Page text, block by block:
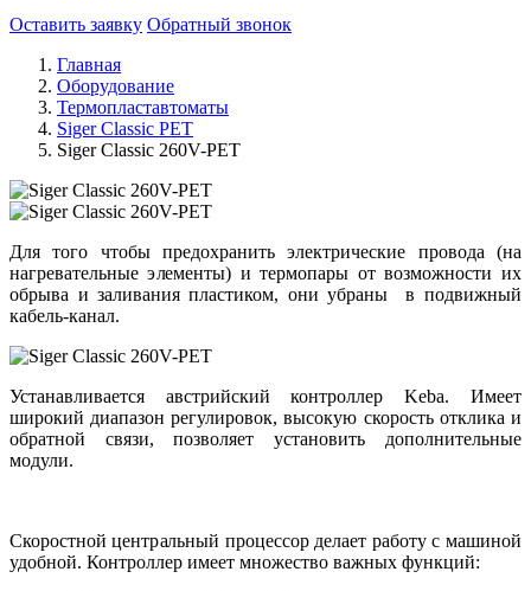
Оставить заявку Обратный звонок
Главная
Оборудование
Термопластавтоматы
Siger Classic PET
Siger Classic 260V-PET
Для того чтобы предохранить электрические провода (на
нагревательные элементы) и термопары от возможности их
обрыва и заливания пластиком, они убраны в подвижный
кабель-канал.
Устанавливается австрийский контроллер Keba. Имеет
широкий диапазон регулировок, высокую скорость отклика и
обратной связи, позволяет установить дополнительные
модули.
Скоростной центральный процессор делает работу с машиной
удобной. Контроллер имеет множество важных функций: